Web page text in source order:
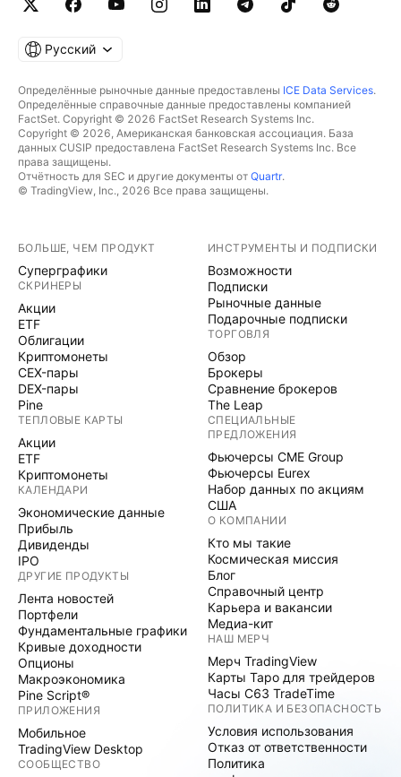
Русский
Определённые рыночные данные предоставлены ICE Data Services.
Определённые справочные данные предоставлены компанией
FactSet. Copyright © 2026 FactSet Research Systems Inc.
Copyright © 2026, Американская банковская ассоциация. База
данных CUSIP предоставлена FactSet Research Systems Inc. Все
права защищены.
Отчётность для SEC и другие документы от Quartr.
© TradingView, Inc., 2026 Все права защищены.
БОЛЬШЕ, ЧЕМ ПРОДУКТ
Суперграфики
СКРИНЕРЫ
Акции
ETF
Облигации
Криптомонеты
CEX-пары
DEX-пары
Pine
ТЕПЛОВЫЕ КАРТЫ
Акции
ETF
Криптомонеты
КАЛЕНДАРИ
Экономические данные
Прибыль
Дивиденды
IPO
ДРУГИЕ ПРОДУКТЫ
Лента новостей
Портфели
Фундаментальные графики
Кривые доходности
Опционы
Макроэкономика
Pine Script®
ПРИЛОЖЕНИЯ
Мобильное
TradingView Desktop
СООБЩЕСТВО
ИНСТРУМЕНТЫ И ПОДПИСКИ
Возможности
Подписки
Рыночные данные
Подарочные подписки
ТОРГОВЛЯ
Обзор
Брокеры
Сравнение брокеров
The Leap
СПЕЦИАЛЬНЫЕ
ПРЕДЛОЖЕНИЯ
Фьючерсы CME Group
Фьючерсы Eurex
Набор данных по акциям
США
О КОМПАНИИ
Кто мы такие
Космическая миссия
Блог
Справочный центр
Карьера и вакансии
Медиа-кит
НАШ МЕРЧ
Мерч TradingView
Карты Таро для трейдеров
Часы C63 TradeTime
ПОЛИТИКА И БЕЗОПАСНОСТЬ
Условия использования
Отказ от ответственности
Политика